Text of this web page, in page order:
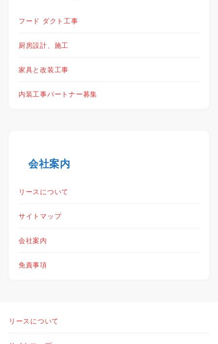
フード ダクト工事
厨房設計、施工
家具と改装工事
内装工事パートナー募集
会社案内
リースについて
サイトマップ
会社案内
免責事項
リースについて